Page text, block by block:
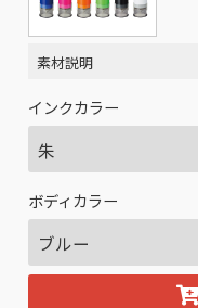
素材説明
インクカラー
ボディカラー